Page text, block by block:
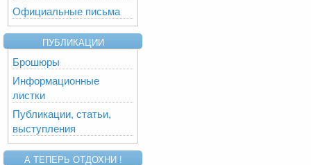
Официальные письма
ПУБЛИКАЦИИ
Брошюры
Информационные
листки
Публикации, статьи,
выступления
А ТЕПЕРЬ ОТДОХНИ !